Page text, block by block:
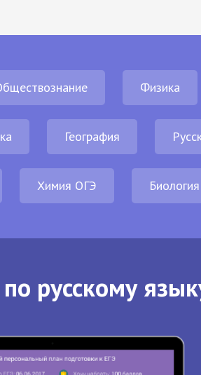
Физика
География
Химия ОГЭ
русскому